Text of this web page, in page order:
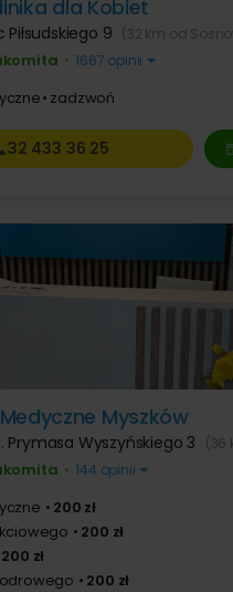
dla Kobiet
Piłsudskiego 9 (32 km od
• 1667 opinii
zadzwoń
32 433 36 25
Myszków
Prymasa Wyszyńskiego 3 (36
• 144 opinii
200 zł
200 zł
200 zł
200 zł